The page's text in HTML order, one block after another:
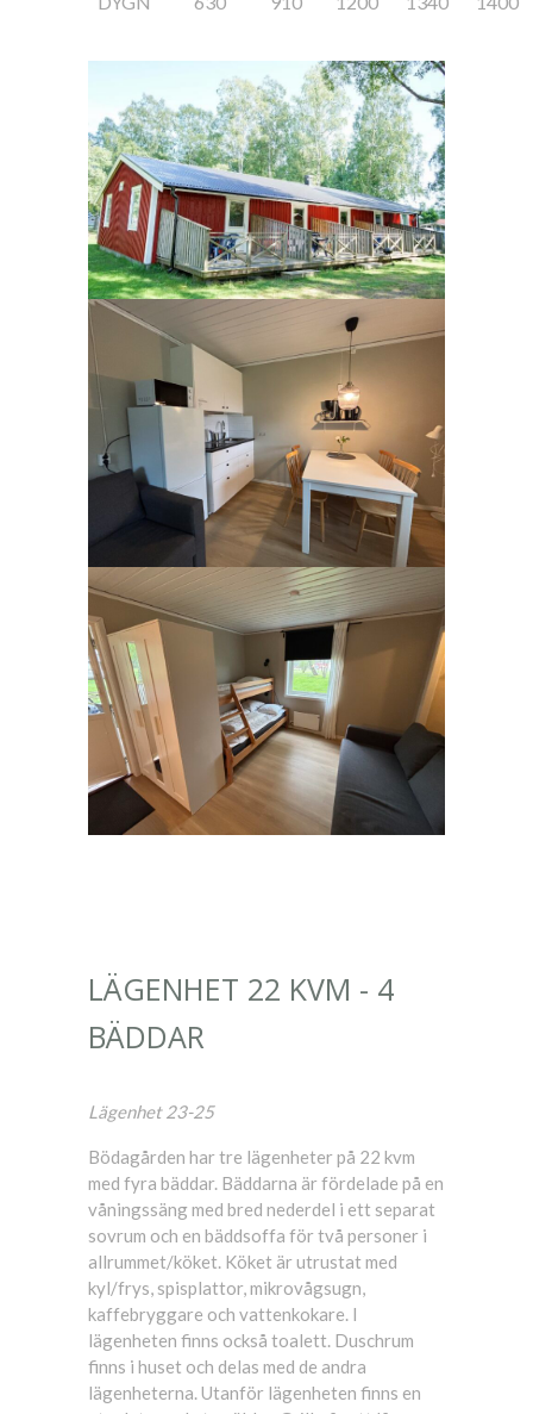
LÄGENHET 22 KVM - 4
BÄDDAR
Lägenhet 23-25
Bödagården har tre lägenheter på 22 kvm
med fyra bäddar. Bäddarna är fördelade på en
våningssäng med bred nederdel i ett separat
sovrum och en bäddsoffa för två personer i
allrummet/köket. Köket är utrustat med
kyl/frys, spisplattor, mikrovågsugn,
kaffebryggare och vattenkokare. I
lägenheten finns också toalett. Duschrum
finns i huset och delas med de andra
lägenheterna. Utanför lägenheten finns en